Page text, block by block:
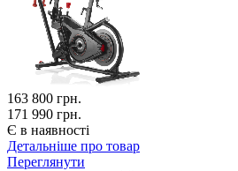
163 800 грн.
171 990 грн.
Є в наявності
Детальніше про товар
Переглянути